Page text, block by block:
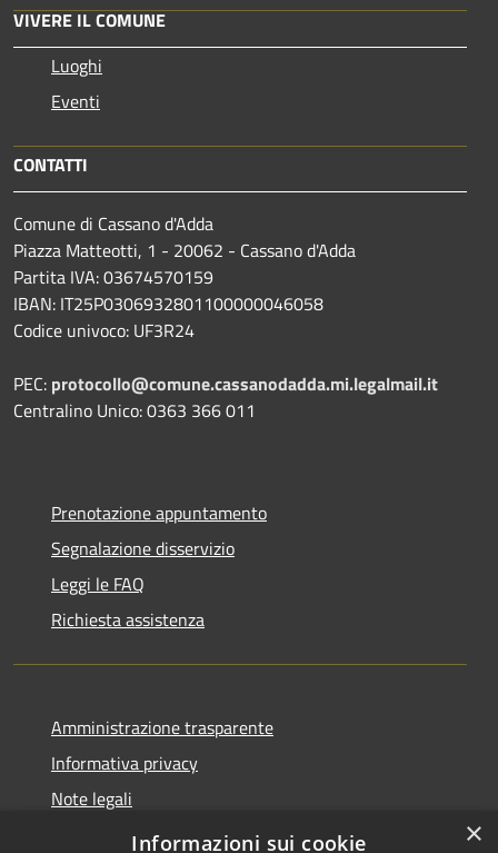
VIVERE IL COMUNE
Luoghi
Eventi
CONTATTI
Comune di Cassano d'Adda
Piazza Matteotti, 1 - 20062 - Cassano d'Adda
Partita IVA: 03674570159
IBAN: IT25P0306932801100000046058
Codice univoco: UF3R24
PEC: protocollo@comune.cassanodadda.mi.legalmail.it
Centralino Unico: 0363 366 011
Prenotazione appuntamento
Segnalazione disservizio
Leggi le FAQ
Richiesta assistenza
Amministrazione trasparente
Informativa privacy
Note legali
Dichiarazione di accessibilità
×
Informazioni sui cookie